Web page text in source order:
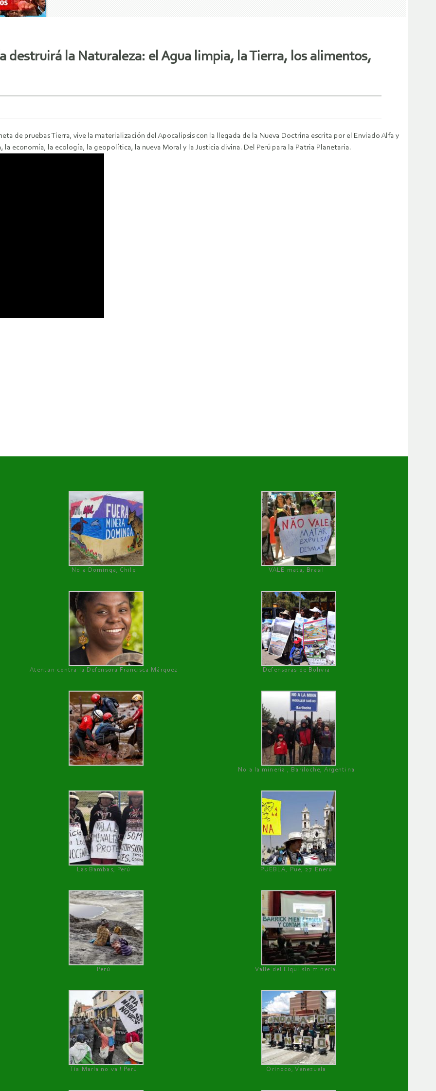
destruirá la Naturaleza: el Agua limpia, la Tierra, los alimentos,
de pruebas Tierra, vive la materialización del Apocalipsis con la llegada de la Nueva Doctrina escrita por el Enviado Alfa y
economía, la ecología, la geopolítica, la nueva Moral y la Justicia divina. Del Perú para la Patria Planetaria.
No a Dominga, Chile
VALE mata, Brasil
Atentan contra la Defensora Francisca Márquez Defensoras de Bolivia
No a la minería , Bariloche, Argentina
Las Bambas, Perú PUEBLA, Pue, 27 Enero
Perú Valle del Elqui sin minería.
Tía María no va ! Perú Orinoco, Venezuela